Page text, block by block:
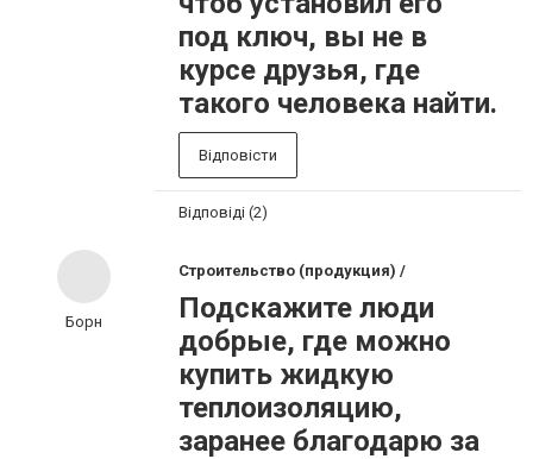
под ключ, вы не в
курсе друзья, где
такого человека найти.
Відповісти
Відповіді (2)
Борн
Строительство (продукция) /
Подскажите люди
добрые, где можно
купить жидкую
теплоизоляцию,
заранее благодарю за